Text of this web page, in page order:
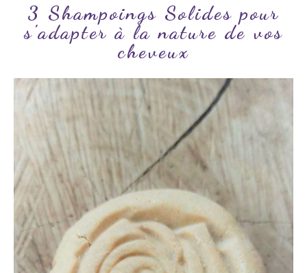
3 Shampoings Solides pour
s'adapter à la nature de vos
cheveux